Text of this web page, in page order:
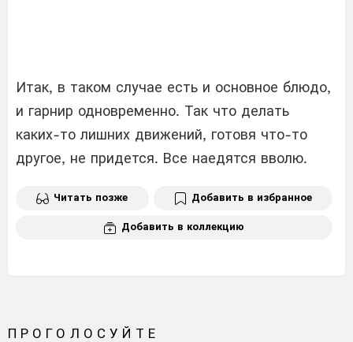
Итак, в таком случае есть и основное блюдо,
и гарнир одновременно. Так что делать
каких-то лишних движений, готовя что-то
другое, не придется. Все наедятся вволю.
Читать позже Добавить в избранное
Добавить в коллекцию
ПРОГОЛОСУЙТЕ